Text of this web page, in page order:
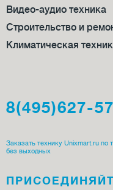
Видео-аудио техника
Строительство и
Климатическая
8(495)627-
Заказать технику Unixmart.ru
без выходных